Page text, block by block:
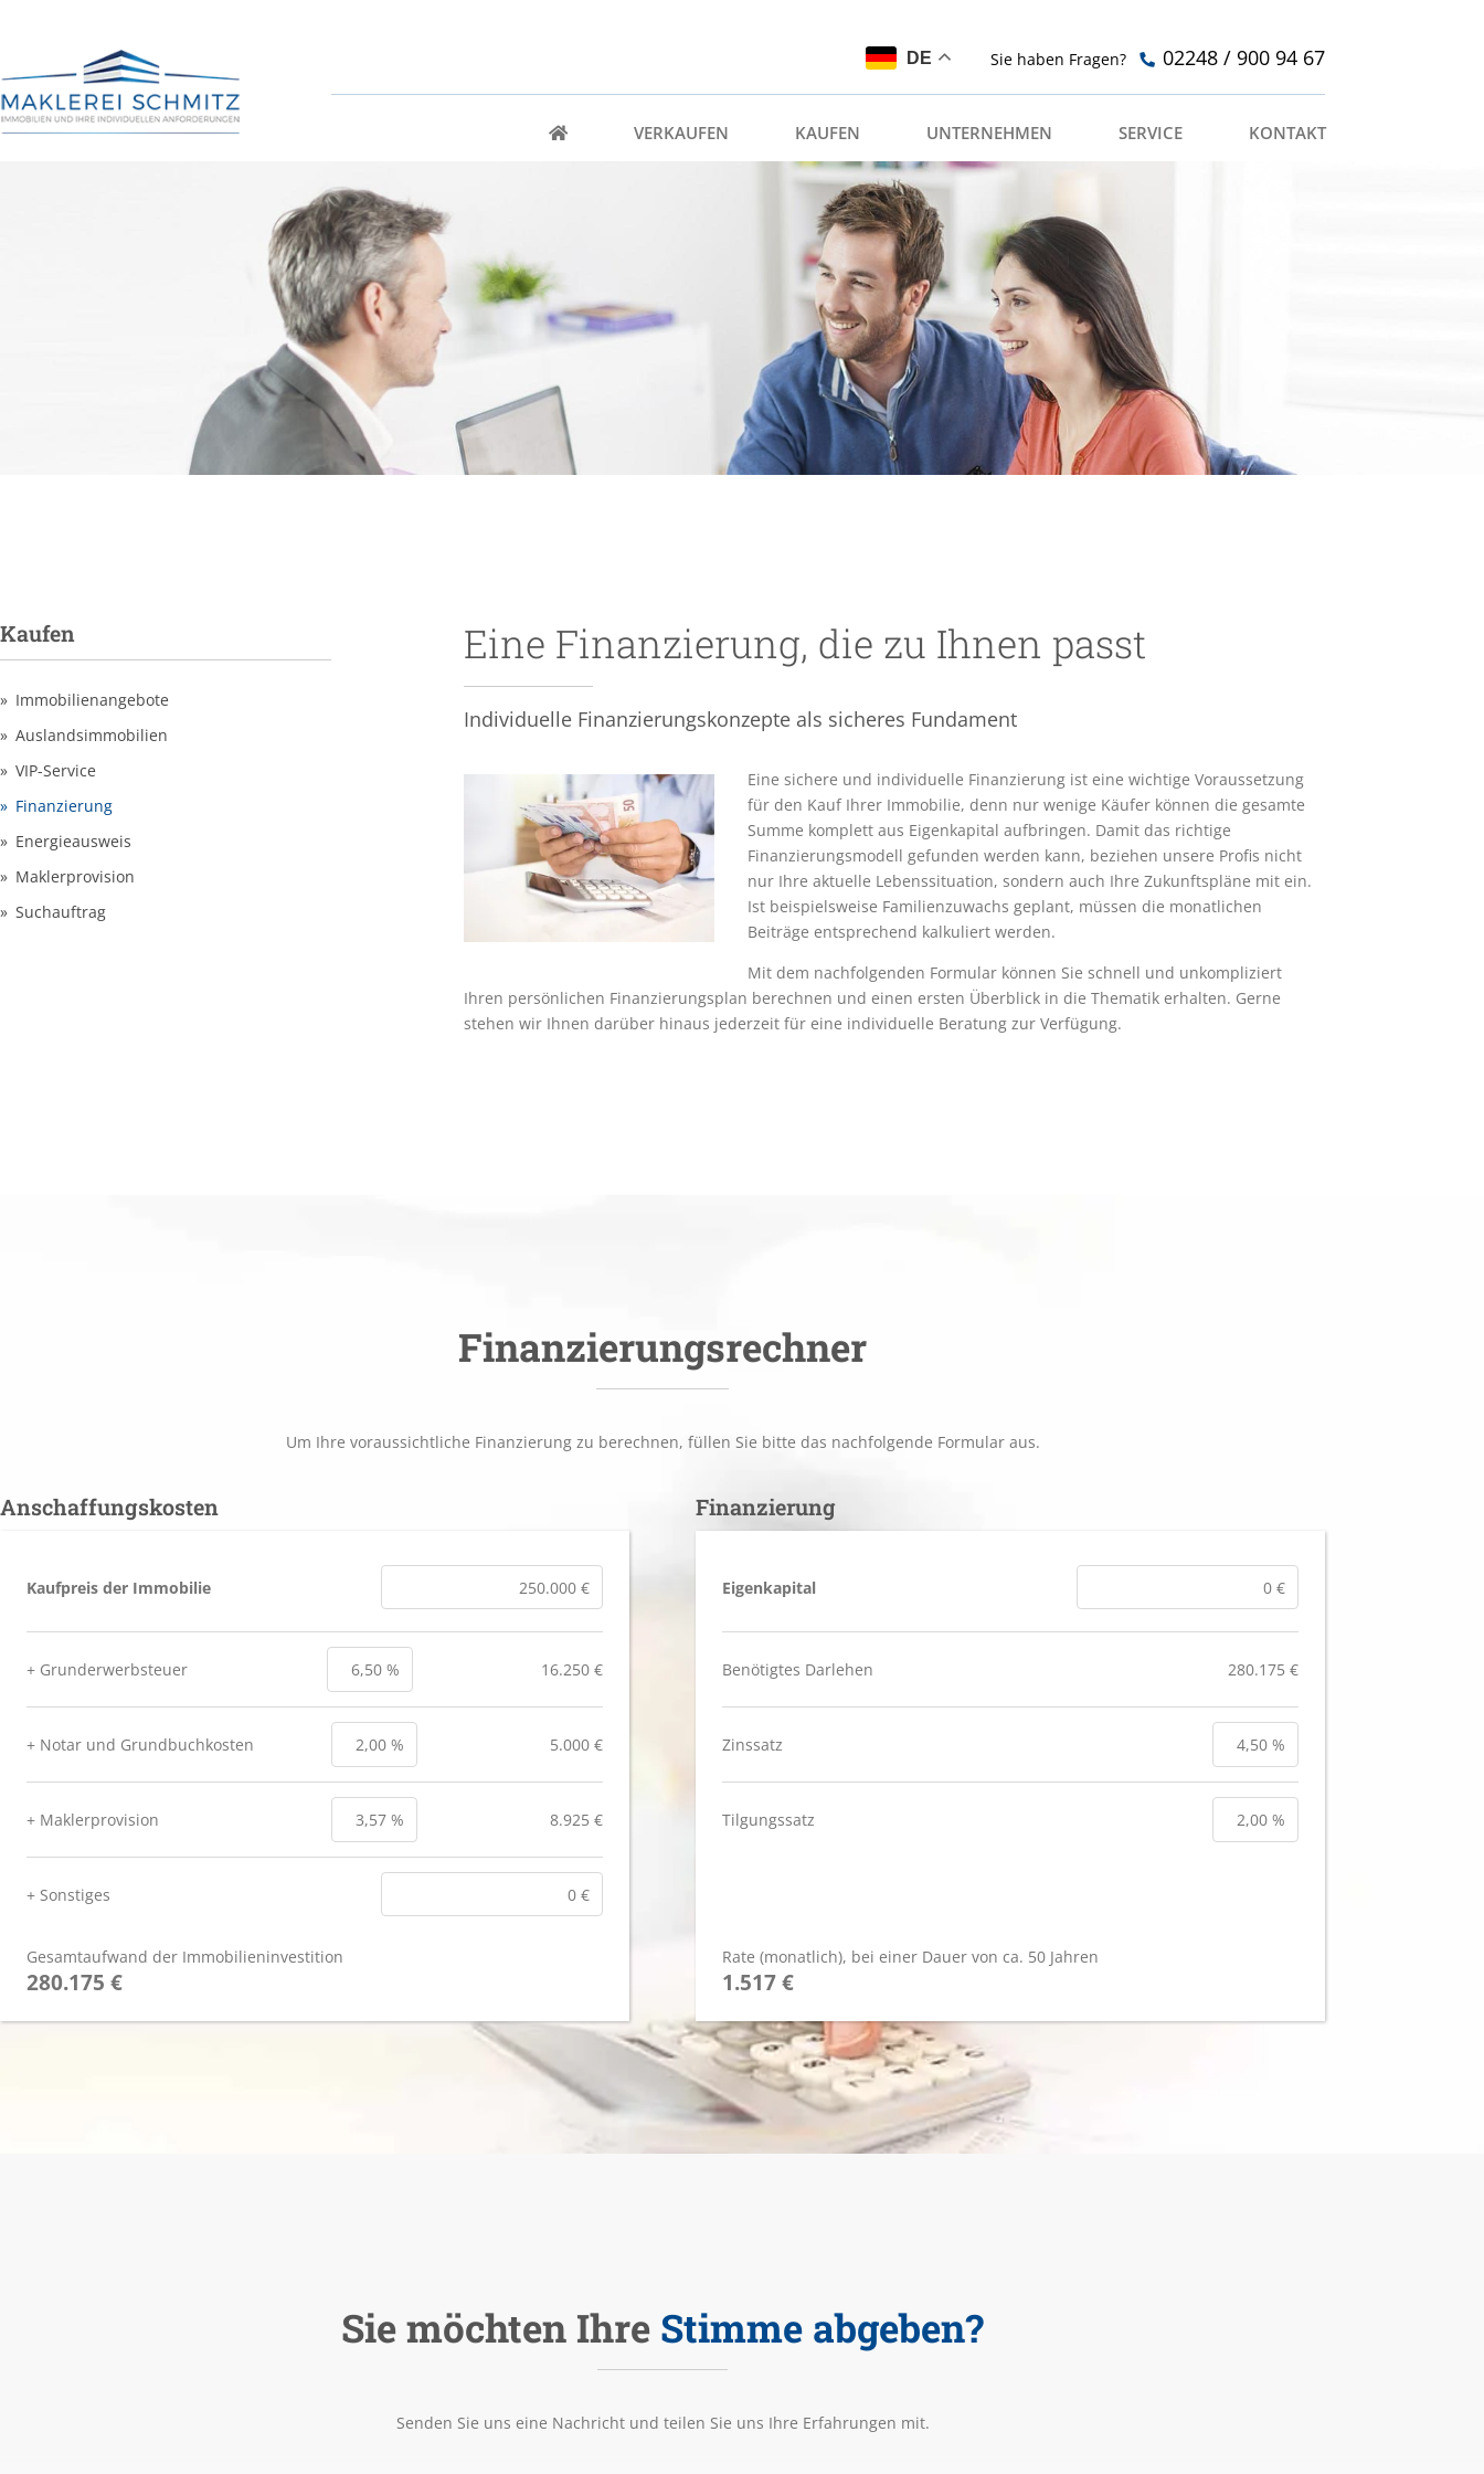
DE Sie haben Fragen? 02248 / 900 94 67
VERKAUFEN KAUFEN UNTERNEHMEN SERVICE KONTAKT
Kaufen
Immobilienangebote
Auslandsimmobilien
VIP-Service
Finanzierung
Energieausweis
Maklerprovision
Suchauftrag
Eine Finanzierung, die zu Ihnen passt
Individuelle Finanzierungskonzepte als sicheres Fundament
Eine sichere und individuelle Finanzierung ist eine wichtige Voraussetzung
für den Kauf Ihrer Immobilie, denn nur wenige Käufer können die gesamte
Summe komplett aus Eigenkapital aufbringen. Damit das richtige
Finanzierungsmodell gefunden werden kann, beziehen unsere Profis nicht
nur Ihre aktuelle Lebenssituation, sondern auch Ihre Zukunftspläne mit ein.
Ist beispielsweise Familienzuwachs geplant, müssen die monatlichen
Beiträge entsprechend kalkuliert werden.
Mit dem nachfolgenden Formular können Sie schnell und unkompliziert
Ihren persönlichen Finanzierungsplan berechnen und einen ersten Überblick in die Thematik erhalten. Gerne
stehen wir Ihnen darüber hinaus jederzeit für eine individuelle Beratung zur Verfügung.
Finanzierungsrechner
Um Ihre voraussichtliche Finanzierung zu berechnen, füllen Sie bitte das nachfolgende Formular aus.
Anschaffungskosten
Kaufpreis der Immobilie
+ Grunderwerbsteuer 16.250 €
+ Notar und Grundbuchkosten 5.000 €
+ Maklerprovision 8.925 €
+ Sonstiges
Gesamtaufwand der Immobilieninvestition
280.175 €
Finanzierung
Eigenkapital
Benötigtes Darlehen 280.175 €
Zinssatz
Tilgungssatz
Rate (monatlich), bei einer Dauer von ca. 50 Jahren
1.517 €
Sie möchten Ihre Stimme abgeben?
Senden Sie uns eine Nachricht und teilen Sie uns Ihre Erfahrungen mit.